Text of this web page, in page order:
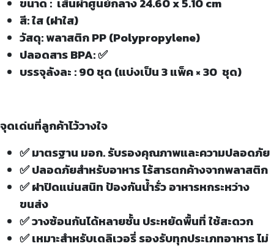
สี: ใส (ฝาใส)
วัสดุ: พลาสติก PP (Polypropylene)
ปลอดสาร BPA: ✅
บรรจุลังละ : 90 ชุด (แบ่งเป็น 3 แพ็ค × 30 ชุด)
จุดเด่นที่ลูกค้าไว้วางใจ
✅ มาตรฐาน มอก. รับรองคุณภาพและความปลอดภัย
✅ ปลอดภัยสำหรับอาหาร ไร้สารตกค้างจากพลาสติก
✅ ฝาปิดแน่นสนิท ป้องกันน้ำรั่ว อาหารหกระหว่าง
ขนส่ง
✅ วางซ้อนกันได้หลายชั้น ประหยัดพื้นที่ ใช้สะดวก
✅ เหมาะสำหรับเดลิเวอรี่ รองรับทุกประเภทอาหาร ไม่